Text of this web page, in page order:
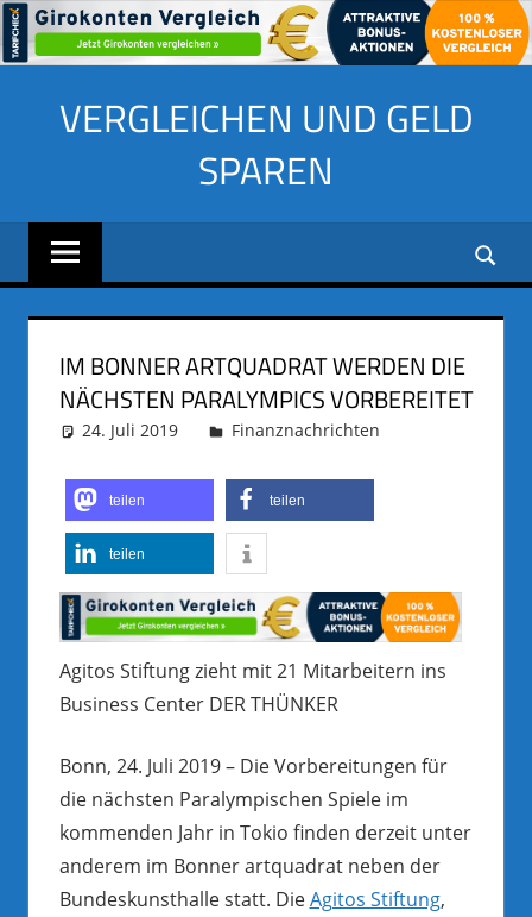
VERGLEICHEN UND GELD
SPAREN
IM BONNER ARTQUADRAT WERDEN DIE
NÄCHSTEN PARALYMPICS VORBEREITET
24. Juli 2019 adminus
Finanznachrichten
teilen teilen
teilen
Agitos Stiftung zieht mit 21 Mitarbeitern ins
Business Center DER THÜNKER
Bonn, 24. Juli 2019 – Die Vorbereitungen für
die nächsten Paralympischen Spiele im
kommenden Jahr in Tokio finden derzeit unter
anderem im Bonner artquadrat neben der
Bundeskunsthalle statt. DieAgitos Stiftung,